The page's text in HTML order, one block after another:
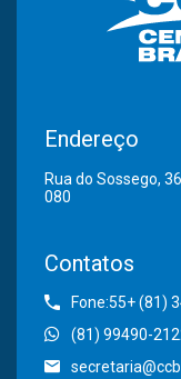
Endereço
Rua do Sossego,
080
Contatos
Fone:55+ (81)
(81) 99490-